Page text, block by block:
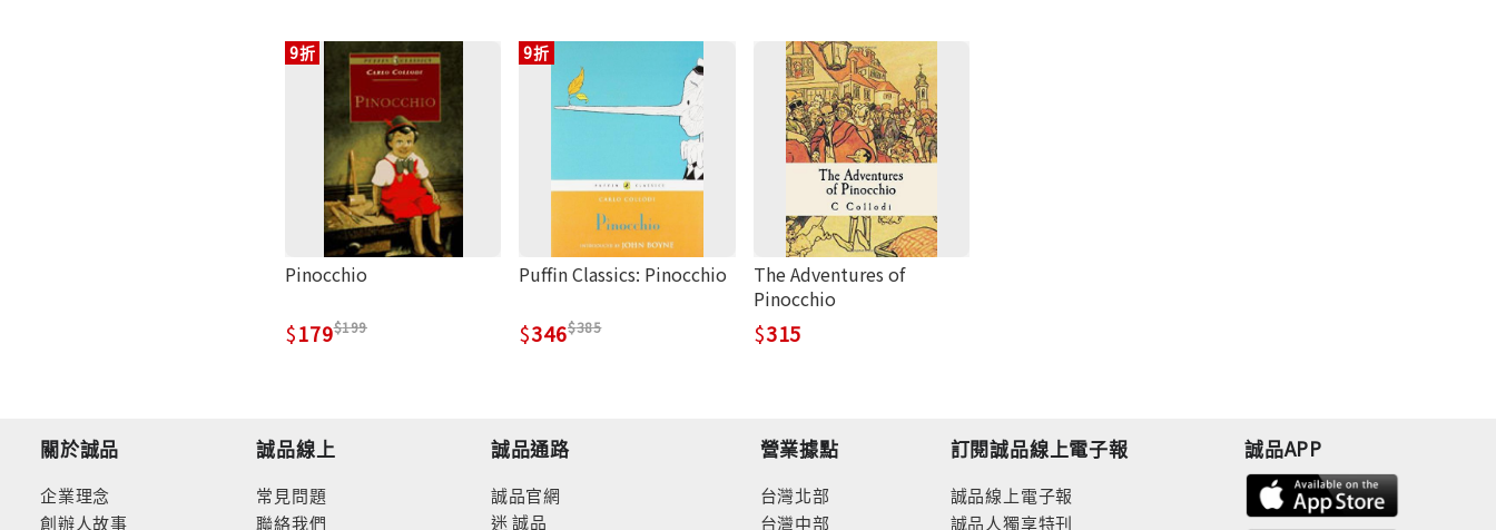
9折
Pinocchio
179 199
9折
Puffin Classics: Pinocchio
346 385
The Adventures of
Pinocchio
315
關於誠品
企業理念
創辦人故事
誠品線上
常見問題
聯絡我們
誠品通路
誠品官網
迷 誠品
營業據點
台灣北部
台灣中部
訂閱誠品線上電子報
誠品線上電子報
誠品人獨享特刊
誠品APP